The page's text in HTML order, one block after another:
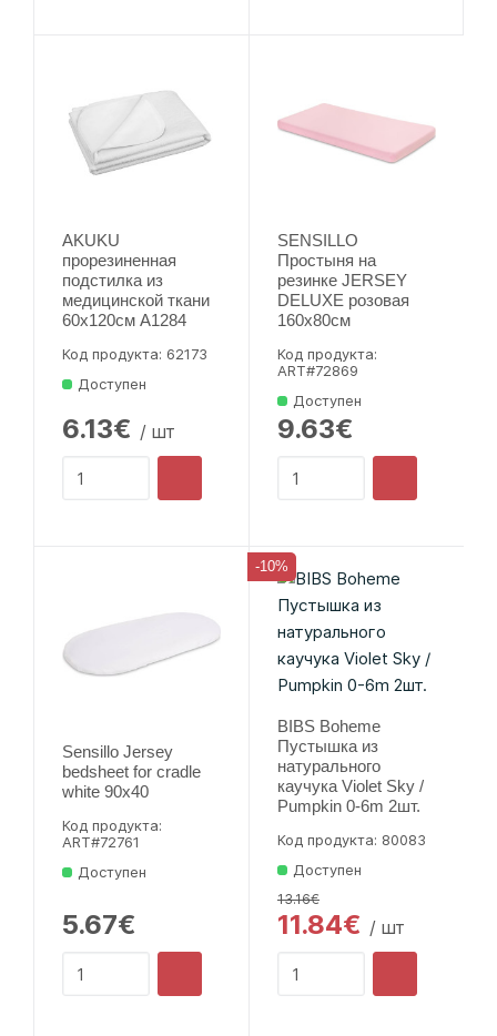
AKUKU
прорезиненная
подстилка из
медицинской ткани
60x120см A1284
Код продукта: 62173
Доступен
6.13€ / шт
SENSILLO
Простыня на
резинке JERSEY
DELUXE розовая
160х80см
Код продукта:
ART#72869
Доступен
9.63€
Sensillo Jersey
bedsheet for cradle
white 90x40
Код продукта:
ART#72761
Доступен
5.67€
-10%
BIBS Boheme
Пустышка из
натурального
каучука Violet Sky /
Pumpkin 0-6m 2шт.
Код продукта: 80083
Доступен
13.16€
11.84€ / шт